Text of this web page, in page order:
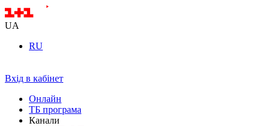
UA
RU
Вхід в кабінет
Онлайн
ТБ програма
Канали